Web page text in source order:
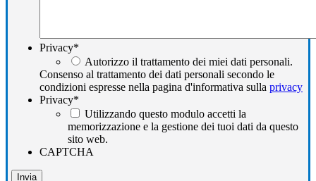
Privacy*
Autorizzo il trattamento dei miei dati personali.
Consenso al trattamento dei dati personali secondo le
condizioni espresse nella pagina d'informativa sulla privacy
Privacy*
Utilizzando questo modulo accetti la
memorizzazione e la gestione dei tuoi dati da questo
sito web.
CAPTCHA